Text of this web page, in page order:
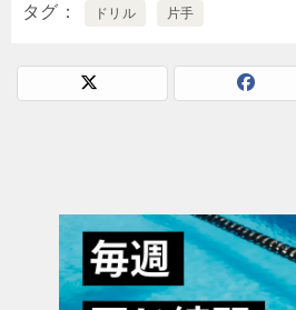
タグ ドリル 片手